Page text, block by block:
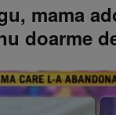
mama
doarme